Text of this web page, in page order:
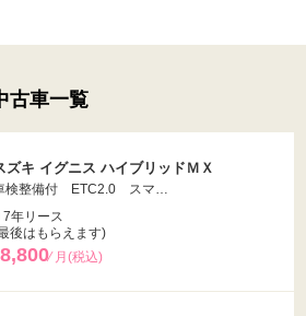
古車一覧
ズキ イグニス ハイブリッドＭＸ
検整備付 ETC2.0 スマ…
7年リース
後はもらえます)
8,800⁄ 月(税込)